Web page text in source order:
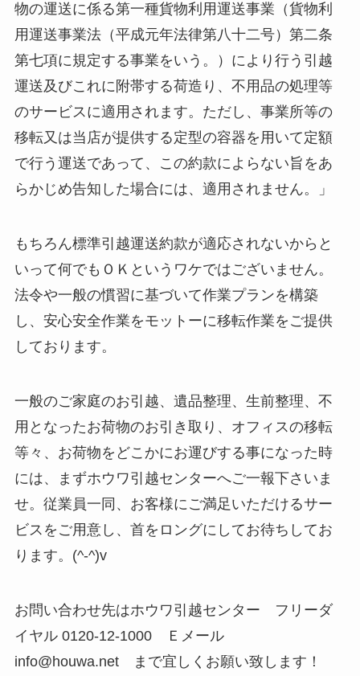
物の運送に係る第一種貨物利用運送事業（貨物利
用運送事業法（平成元年法律第八十二号）第二条
第七項に規定する事業をいう。）により行う引越
運送及びこれに附帯する荷造り、不用品の処理等
のサービスに適用されます。ただし、事業所等の
移転又は当店が提供する定型の容器を用いて定額
で行う運送であって、この約款によらない旨をあ
らかじめ告知した場合には、適用されません。」
もちろん標準引越運送約款が適応されないからと
いって何でもＯＫというワケではございません。
法令や一般の慣習に基づいて作業プランを構築
し、安心安全作業をモットーに移転作業をご提供
しております。
一般のご家庭のお引越、遺品整理、生前整理、不
用となったお荷物のお引き取り、オフィスの移転
等々、お荷物をどこかにお運びする事になった時
には、まずホウワ引越センターへご一報下さいま
せ。従業員一同、お客様にご満足いただけるサー
ビスをご用意し、首をロングにしてお待ちしてお
ります。(^-^)v
お問い合わせ先はホウワ引越センター フリーダ
イヤル 0120-12-1000 Ｅメール
info@houwa.net まで宜しくお願い致します！